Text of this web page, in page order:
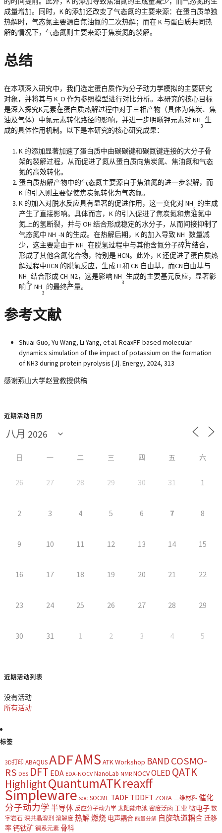
成量增加。同时，K 的添加还改变了气态氮的主要来源：在蛋白质单独
热解时，气态氮主要源自焦油氮的二次热解；而在 K 与蛋白质共同热
解的情况下，气态氮则主要来源于焦炭氮的裂解。
总结
在本项深入研究中，我们选定蛋白质作为分子动力学模拟的主要研究
对象，并将其与 K
2
O 作为参照模型进行对比分析。本研究的核心目标
是深入探究K元素在蛋白质热解过程中对于三相产物（具体为焦炭、焦
油及气体）中氮元素转化路径的影响，并进一步明晰钾元素对 NH
3
生
成的具体作用机制。以下是本研究的核心研究成果：
K 的添加显著加速了蛋白质中由碳碳键和碳氮键连接的大分子骨
架的裂解过程，从而促进了氮从蛋白质向焦炭氮、焦油氮和气态
氮的高效转化。
蛋白质热解产物中的气态氮主要源自于焦油氮的进一步裂解，而
K 的引入则主要促使焦炭氮转化为气态氮。
K 的加入对脱水反应具有显著的促进作用，这一变化对 NH
3
的生成
产生了直接影响。具体而言，K 的引入促进了焦炭氮和焦油氮中
氮上的氢断裂，并与 OH 结合形成稳定的水分子，从而间接抑制了
气态氮中 NH
3
-N 的生成。在热解后期，K 的加入导致 NH
3
数量减
少，这主要是由于 NH
3
在脱氢过程中与其他含氮分子碎片结合，
形成了其他含氮化合物，特别是 HCN。此外，K 还促进了蛋白质热
解过程中HCN 的脱氢反应，生成 H 和 CN 自由基，而CN自由基与
NH
3
结合形成 CH
3
N2，这是影响 NH
3
生成的主要基元反应，显著影
响了 NH
3
的最终产量。
参考文献
Shuai Guo, Yu Wang, Li Yang, et al. ReaxFF-based molecular
dynamics simulation of the impact of potassium on the formation
of NH3 during protein pyrolysis [J]. Energy, 2024, 313
感谢燕山大学赵登教授供稿
近期活动日历
日 一 二 三 四 五 六
26 27 28 29 30 31 1
2 3 4 5 6 7 8
9 10 11 12 13 14 15
16 17 18 19 20 21 22
23 24 25 26 27 28 29
30 31 1 2 3 4 5
近期活动列表
没有活动
所有活动
标签
3D打印 ABAQUSADFAMS ATK Workshop BAND COSMO-
RS DES DFT EDA EDA-NOCV NanoLab NMR NOCVOLED QATK
HighlightQuantumATKreaxff
Simpleware SOC SOCME TADF TDDFT ZORA 二维材料 催化
分子动力学 半导体 反应分子动力学 太阳能电池 密度泛函 工业 微电子 数
字岩石 深共晶溶剂 溶解度 热解燃烧 电声耦合 能量分解 自旋轨道耦合迁移
率钙钛矿 镧系元素 骨科